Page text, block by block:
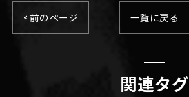
< 前のページ 一覧に戻る
関連タグ